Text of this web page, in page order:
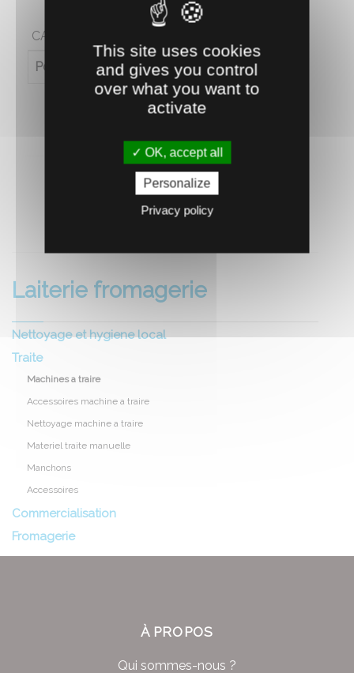
CARACTÉRISTIQUES
Poids (en kg) 20
Laiterie fromagerie
Nettoyage et hygiene local
Traite
Machines a traire
Accessoires machine a traire
Nettoyage machine a traire
Materiel traite manuelle
Manchons
Accessoires
Commercialisation
Fromagerie
À PROPOS
Qui sommes-nous ?
This site uses cookies
and gives you control
over what you want to
activate
OK, accept all
Personalize
Privacy policy